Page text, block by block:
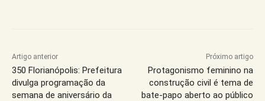
Artigo anterior
350 Florianópolis: Prefeitura
divulga programação da
semana de aniversário da
Próximo artigo
Protagonismo feminino na
construção civil é tema de
bate-papo aberto ao público